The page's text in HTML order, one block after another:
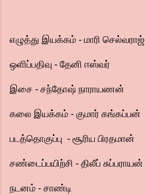
எழுத்து இயக்கம் - மாரி செல்வராஜ்
ஒளிப்பதிவு - தேனி ஈஸ்வர்
இசை - சந்தோஷ் நாராயணன்
கலை இயக்கம் - குமார் கங்கப்பன்
படத்தொகுப்பு - சூரிய பிரதமான்
சண்டைப்பயிற்சி - திலீப் சுப்பராயன்
நடனம் - சாண்டி